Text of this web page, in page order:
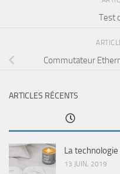
Test
Commutateur
ARTICLES RÉCENTS
La
13 JUIN, 2019